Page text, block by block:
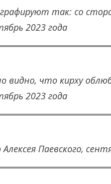
так: со
2023 года
видно, что кирху
2023 года
Паевского,